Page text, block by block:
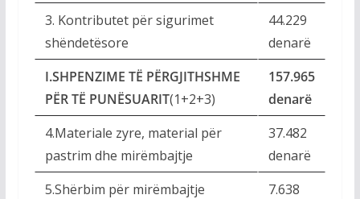
3. Kontributet për sigurimet
shëndetësore
44.229
denarë
I.SHPENZIME TË PËRGJITHSHME
PËR TË PUNËSUARIT(1+2+3)
157.965
denarë
4.Materiale zyre, material për
pastrim dhe mirëmbajtje
37.482
denarë
5.Shërbim për mirëmbajtje
7.638